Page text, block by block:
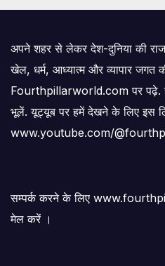
अपने शहर से लेकर देश-दुनिया की
खेल, धर्म, आध्यात्म और व्यापार जगत
Fourthpillarworld.com पर पढ़े.
भूलें. यूट्यूब पर हमें देखने के लिए इस
www.youtube.com/
सम्पर्क करने के लिए
मेल करें ।